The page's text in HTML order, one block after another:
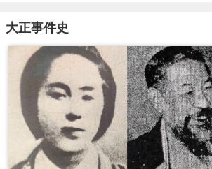
大正事件史